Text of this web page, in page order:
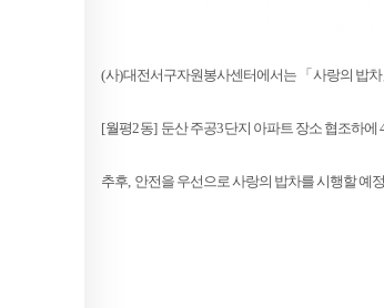
(사)대전서구자원봉사센터에서는 「 사랑의 밥차
[월평2동] 둔산 주공3단지 아파트 장소 협조하에
추후, 안전을 우선으로 사랑의 밥차를 시행할 예